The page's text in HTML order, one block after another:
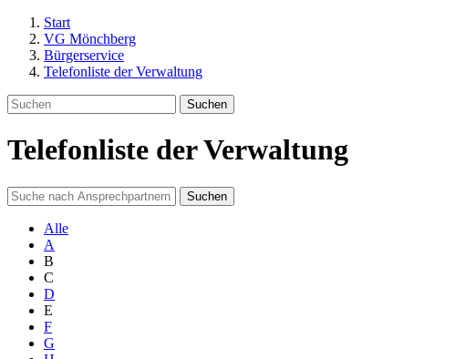
Start
VG Mönchberg
Bürgerservice
Telefonliste der Verwaltung
Suchen
Telefonliste der Verwaltung
Suchen
Alle
A
B
C
D
E
F
G